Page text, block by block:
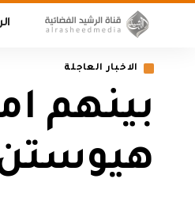
الاخبار العاجلة
بينهم
هيوستن